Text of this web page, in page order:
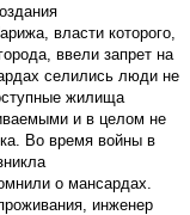
власти которого,
ввели запрет на
селились люди не
жилища
и в целом не
Во время войны в
о мансардах.
инженер